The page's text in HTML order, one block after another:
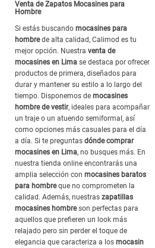
Venta de Zapatos Mocasines para
Hombre
Si estás buscando mocasines para
hombrede alta calidad, Calimod es tu
mejor opción. Nuestra venta de
mocasines en Lima se destaca por ofrecer
productos de primera, diseñados para
durar y mantener su estilo a lo largo del
tiempo. Disponemos de mocasines
hombre de vestir, ideales para acompañar
un traje o un atuendo semiformal, así
como opciones más casuales para el día
a día. Si te preguntas dónde comprar
mocasines en Lima, no busques más. En
nuestra tienda online encontrarás una
amplia selección con mocasines baratos
para hombreque no comprometen la
calidad. Además, nuestras zapatillas
mocasines hombreson perfectas para
aquellos que prefieren un look más
relajado pero sin perder el toque de
elegancia que caracteriza a los mocasin